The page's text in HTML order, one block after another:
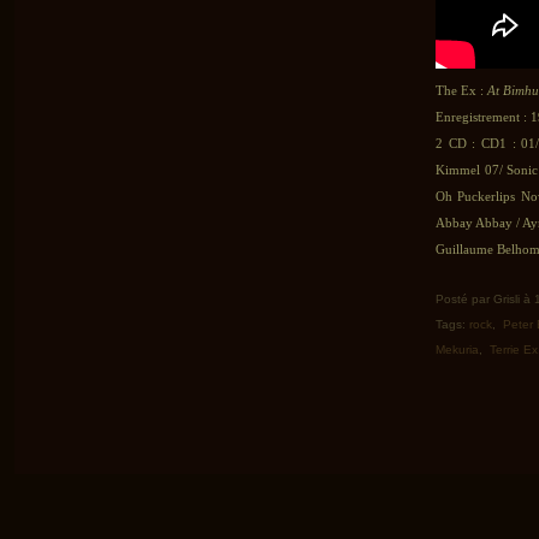
The Ex : At
Enregistrement :
2 CD : CD1 : 01/
Kimmel 07/ Sonic
Oh Puckerlips
Abbay Abbay /
Guillaume
Posté par Grisli à
Tags: rock
Peter
Mekuria
Terrie Ex